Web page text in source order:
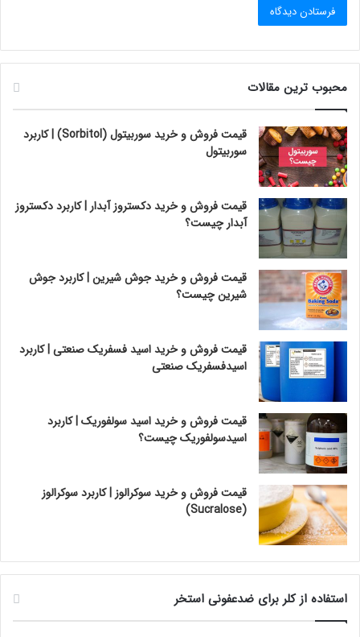
محبوب ترین مقالات
قیمت فروش و خرید سوربیتول (Sorbitol) | کاربرد
سوربیتول
قیمت فروش و خرید دکستروز آبدار | کاربرد دکستروز
آبدار چیست؟
قیمت فروش و خرید جوش شیرین | کاربرد جوش
شیرین چیست؟
قیمت فروش و خرید اسید فسفریک صنعتی | کاربرد
اسیدفسفریک صنعتی
قیمت فروش و خرید اسید سولفوریک | کاربرد
اسیدسولفوریک چیست؟
قیمت فروش و خرید سوکرالوز | کاربرد سوکرالوز
(Sucralose)
استفاده از کلر برای ضدعفونی استخر